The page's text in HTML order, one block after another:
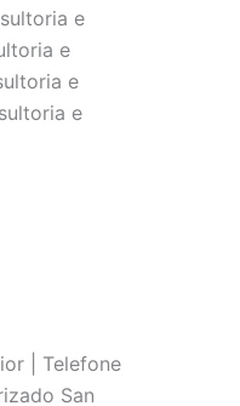
e
e
e
e
| Telefone
San